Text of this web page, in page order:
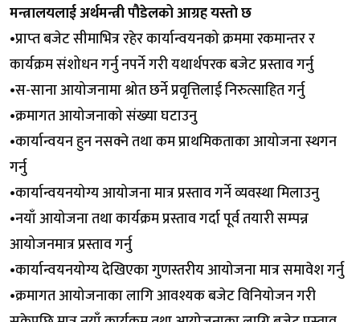
मन्त्रालयलाई अर्थमन्त्री पौडेलको आग्रह यस्ताे छ
•प्राप्‍त बजेट सीमाभित्र रहेर कार्यान्वयनको क्रममा रकमान्तर र
कार्यक्रम संशोधन गर्नु नपर्ने गरी यथार्थपरक बजेट प्रस्ताव गर्नु
•स-साना आयोजनामा श्रोत छर्ने प्रवृत्तिलाई निरुत्साहित गर्नु
•क्रमागत आयोजनाको संख्या घटाउनु
•कार्यान्वयन हुन नसक्ने तथा कम प्राथमिकताका आयोजना स्थगन
गर्नु
•कार्यान्वयनयोग्य आयोजना मात्र प्रस्ताव गर्ने व्यवस्था मिलाउनु
•नयाँ आयोजना तथा कार्यक्रम प्रस्ताव गर्दा पूर्व तयारी सम्पन्न
आयोजनमात्र प्रस्ताव गर्नु
•कार्यान्वयनयोग्य देखिएका गुणस्तरीय आयोजना मात्र समावेश गर्नु
•क्रमागत आयोजनाका लागि आवश्यक बजेट विनियोजन गरी